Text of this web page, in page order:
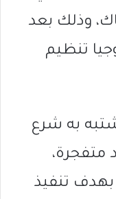
وذلك بعد
تنظيم
به شرع
متفجرة،
تنفيذ